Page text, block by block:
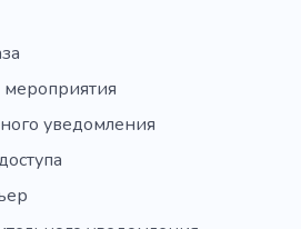
уведомления